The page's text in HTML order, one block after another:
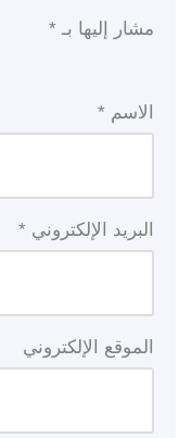
مشار إليها بـ *
الاسم *
البريد الإلكتروني *
الموقع الإلكتروني